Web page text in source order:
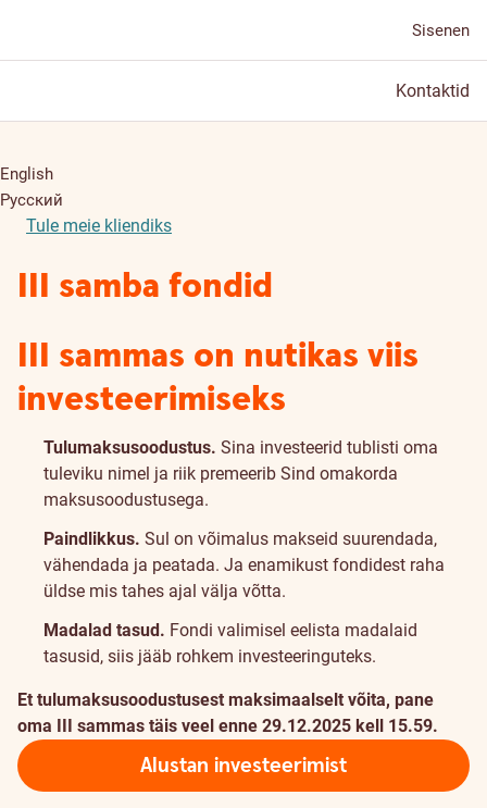
Sisenen
Kontaktid
English
Русский
Tule meie kliendiks
III samba fondid
III sammas on nutikas viis
investeerimiseks
Tulumaksusoodustus. Sina investeerid tublisti oma
tuleviku nimel ja riik premeerib Sind omakorda
maksusoodustusega.
Paindlikkus. Sul on võimalus makseid suurendada,
vähendada ja peatada. Ja enamikust fondidest raha
üldse mis tahes ajal välja võtta.
Madalad tasud. Fondi valimisel eelista madalaid
tasusid, siis jääb rohkem investeeringuteks.
Et tulumaksusoodustusest maksimaalselt võita, pane
oma III sammas täis veel enne 29.12.2025 kell 15.59.
Alustan investeerimist